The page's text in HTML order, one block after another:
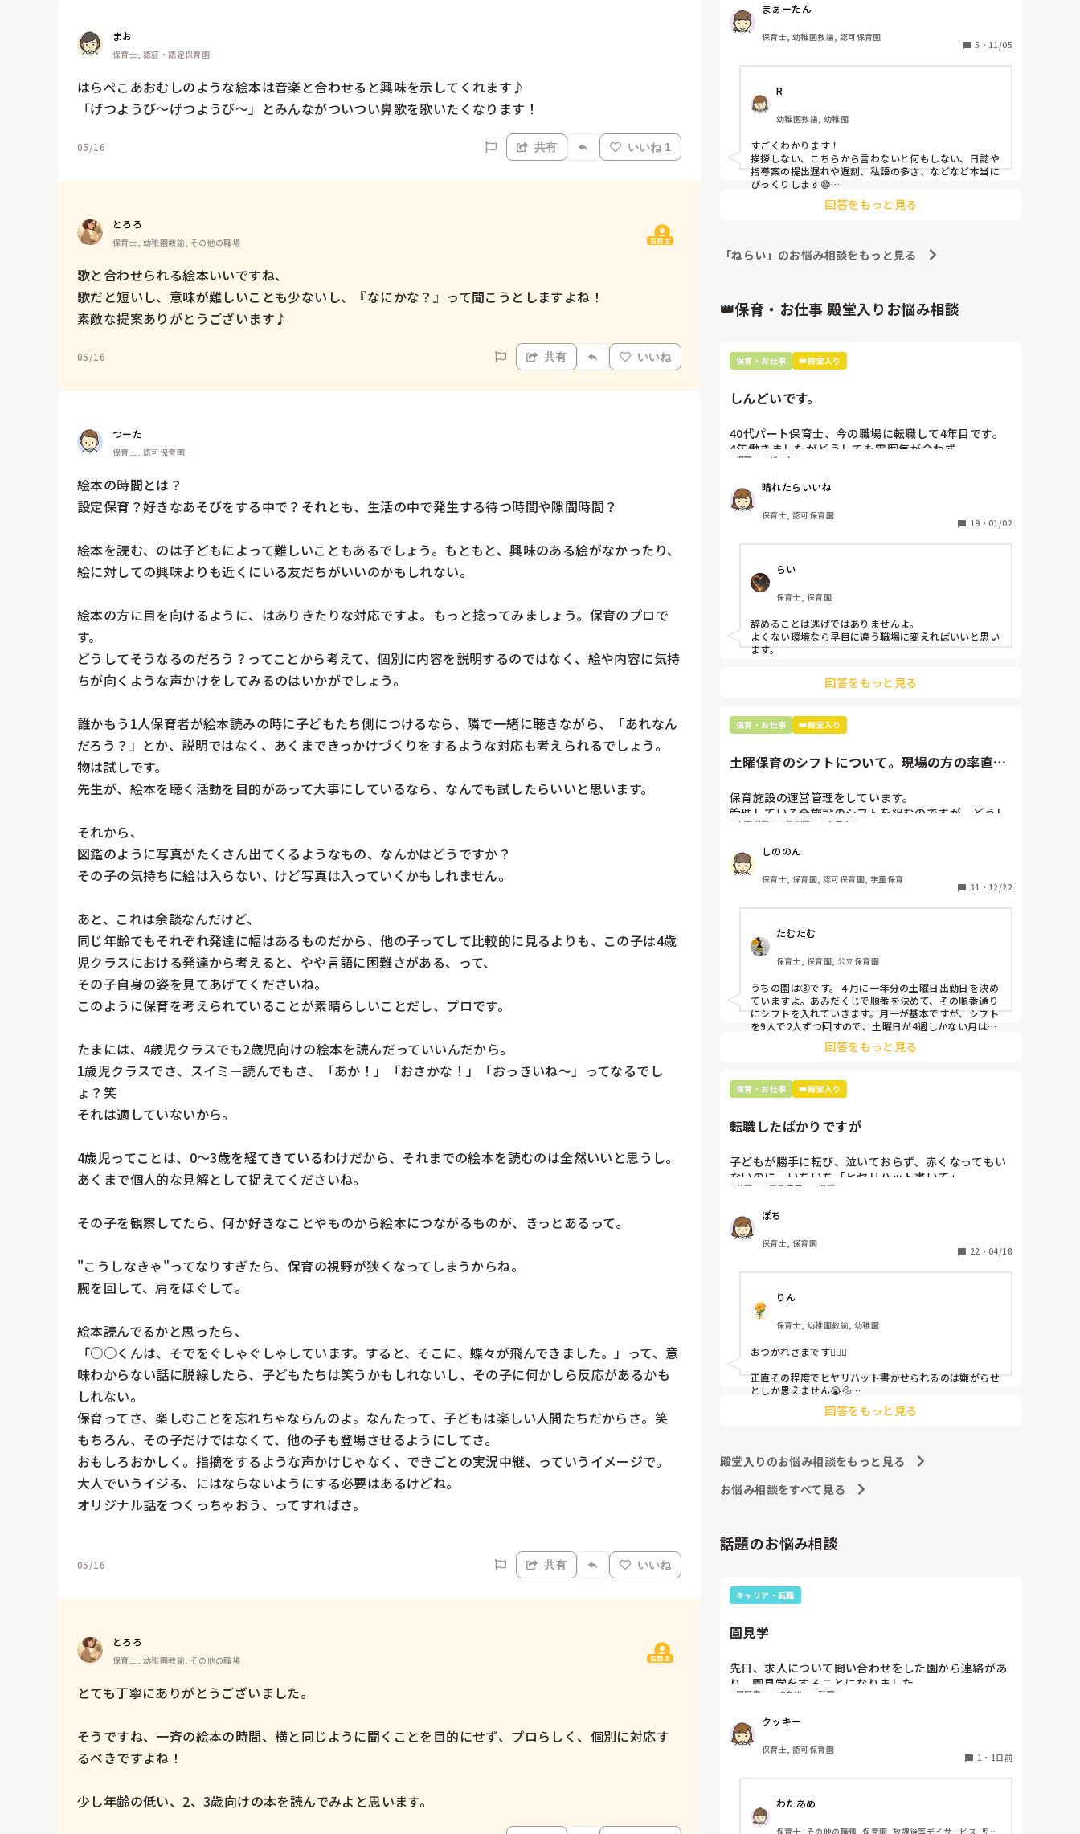
まお
保育士, 認証・認定保育園
はらぺこあおむしのような絵本は音楽と合わせると興味を示してくれます♪
「げつようび〜げつようび〜」とみんながついつい鼻歌を歌いたくなります！
05/16 共有 いいね 1
とろろ
保育士, 幼稚園教諭, その他の職場 質問主
歌と合わせられる絵本いいですね、
歌だと短いし、意味が難しいことも少ないし、『なにかな？』って聞こうとしますよね！
素敵な提案ありがとうございます♪
05/16 共有 いいね
つーた
保育士, 認可保育園
絵本の時間とは？
設定保育？好きなあそびをする中で？それとも、生活の中で発生する待つ時間や隙間時間？
絵本を読む、のは子どもによって難しいこともあるでしょう。もともと、興味のある絵がなかったり、
絵に対しての興味よりも近くにいる友だちがいいのかもしれない。
絵本の方に目を向けるように、はありきたりな対応ですよ。もっと捻ってみましょう。保育のプロで
す。
どうしてそうなるのだろう？ってことから考えて、個別に内容を説明するのではなく、絵や内容に気持
ちが向くような声かけをしてみるのはいかがでしょう。
誰かもう1人保育者が絵本読みの時に子どもたち側につけるなら、隣で一緒に聴きながら、「あれなん
だろう？」とか、説明ではなく、あくまできっかけづくりをするような対応も考えられるでしょう。
物は試しです。
先生が、絵本を聴く活動を目的があって大事にしているなら、なんでも試したらいいと思います。
それから、
図鑑のように写真がたくさん出てくるようなもの、なんかはどうですか？
その子の気持ちに絵は入らない、けど写真は入っていくかもしれません。
あと、これは余談なんだけど、
同じ年齢でもそれぞれ発達に幅はあるものだから、他の子ってして比較的に見るよりも、この子は4歳
児クラスにおける発達から考えると、やや言語に困難さがある、って、
その子自身の姿を見てあげてくださいね。
このように保育を考えられていることが素晴らしいことだし、プロです。
たまには、4歳児クラスでも2歳児向けの絵本を読んだっていいんだから。
1歳児クラスでさ、スイミー読んでもさ、「あか！」「おさかな！」「おっきいね〜」ってなるでし
ょ？笑
それは適していないから。
4歳児ってことは、0〜3歳を経てきているわけだから、それまでの絵本を読むのは全然いいと思うし。
あくまで個人的な見解として捉えてくださいね。
その子を観察してたら、何か好きなことやものから絵本につながるものが、きっとあるって。
"こうしなきゃ"ってなりすぎたら、保育の視野が狭くなってしまうからね。
腕を回して、肩をほぐして。
絵本読んでるかと思ったら、
「○○くんは、そでをぐしゃぐしゃしています。すると、そこに、蝶々が飛んできました。」って、意
味わからない話に脱線したら、子どもたちは笑うかもしれないし、その子に何かしら反応があるかも
しれない。
保育ってさ、楽しむことを忘れちゃならんのよ。なんたって、子どもは楽しい人間たちだからさ。笑
もちろん、その子だけではなくて、他の子も登場させるようにしてさ。
おもしろおかしく。指摘をするような声かけじゃなく、できごとの実況中継、っていうイメージで。
大人でいうイジる、にはならないようにする必要はあるけどね。
オリジナル話をつくっちゃおう、ってすればさ。
05/16 共有 いいね
とろろ
保育士, 幼稚園教諭, その他の職場 質問主
とても丁寧にありがとうございました。
そうですね、一斉の絵本の時間、横と同じように聞くことを目的にせず、プロらしく、個別に対応す
るべきですよね！
少し年齢の低い、2、3歳向けの本を読んでみよと思います。
・何をしたらいいか聞きに来ない
また実習生が自己紹介をする時に「〇〇先生って呼ん
でください」って言う言葉にモヤってしまうのは、流
まぁーたん
保育士, 幼稚園教諭, 認可保育園
5 ・ 11/05
R
幼稚園教諭, 幼稚園
すごくわかります！
挨拶しない、こちらから言わないと何もしない、日誌や
指導案の提出遅れや遅刻、私語の多さ、などなど本当に
びっくりします😅
私の園では先生たちは苗字で○○先生と呼ぶ決まりがあ
こちらが訂正しても、、、という感じです💦
障りのない様なことしか言いませんが正直気になるなー
ってことが多い気がします。
回答をもっと見る
「ねらい」のお悩み相談をもっと見る
👑保育・お仕事 殿堂入りお悩み相談
保育・お仕事 👑殿堂入り
しんどいです。
40代パート保育士、今の職場に転職して4年目です。
4年働きましたがどうしても雰囲気が合わず
退職しようと思っています。
周りの職員は、勤続10年以上から何十年という先生が
ほとんどです。
保護者子どもの愚痴悪口が多く、
子どもの前でも
仕方ないよね
もう何も言わずに
子どもの言いなりになればいいんだね
などいう意見で…
上の先生に相談することは難しそうです。
正直苦しい。
辞めることは逃げ、と、過去辞めた人も何年も言われ
続けています
退職 パート
晴れたらいいね
保育士, 認可保育園
19 ・ 01/02
らい
保育士, 保育園
辞めることは逃げではありませんよ。
よくない環境なら早目に違う職場に変えればいいと思い
ます。
回答をもっと見る
保育・お仕事 👑殿堂入り
土曜保育のシフトについて。現場の方の率直な
保育施設の運営管理をしています。
管理している全施設のシフトを組むのですが、どうし
ても土曜保育だけは入れる方が少なく、いつも苦労し
応募の段階では皆、月1〜2回の土曜出勤があることに
同意して入職しているはずですが、いざ勤務が始まる
と一日も土曜出勤が出来ない方ばかりです。
①土曜日の希望休は2日まで、と制限をかける
②毎月、必ず土曜保育に入ることのできる日を1日だ
けピックアップしてもらう
③仮シフトが出た時、土曜出勤が難しければ自身で代
わりの人を交渉して見つけてもらう
上記のいずれかの対策を取り入れることを考えていま
土曜保育 管理職 シフト
しののん
保育士, 保育園, 認可保育園, 学童保育
31 ・ 12/22
たむたむ
保育士, 保育園, 公立保育園
うちの園は③です。４月に一年分の土曜日出勤日を決め
ていますよ。あみだくじで順番を決めて、その順番通り
にシフトを入れていきます。月一が基本ですが、シフト
を9人で2人ずつ回すので、土曜日が4週しかない月は無
しの時もありますよ。その土曜日が出られない人は、同
じシフト時間の人と自分で交代して貰い、主任に報告し
回答をもっと見る
保育・お仕事 👑殿堂入り
転職したばかりですが
子どもが勝手に転び、泣いておらず、赤くなってもい
ないのに、いちいち「ヒヤリハット書いて」
と書かされ
休憩時間に書くしかなく、辛いです
（そう言う本人は書かない）
しかも、上司に↑この内容でも
「どうしたらなくせるか」
呼ばれて一緒に対策を考えさせられること多数
これだけで30〜40分拘束されて辛いです
皆さんの園はどうですか?
休憩 園長先生 退職
ぽち
保育士, 保育園
22 ・ 04/18
りん
保育士, 幼稚園教諭, 幼稚園
おつかれさまです🙇🏻‍♀️
正直その程度でヒヤリハット書かせられるのは嫌がらせ
としか思えません😭💦
他の先生方も同様のことをされているのでしょうか？
回答をもっと見る
殿堂入りのお悩み相談をもっと見る
お悩み相談をすべて見る
話題のお悩み相談
キャリア・転職
園見学
先日、求人について問い合わせをした園から連絡があ
り、園見学をすることになりました。
私としては求人に応募したという認識ですが、『園見
物について質問しましたが、見学なので特にありませ
んとのこと
このような場合は本当に見学だけで終了なのでしょう
それとも、やはり履歴書や職務経歴書を持参した方が
良いのでしょうか？
履歴書 持ち物 転職
クッキー
保育士, 認可保育園
1 ・ 1日前
わたあめ
保育士, その他の職種, 保育園, 放課後等デイサービス, 児童